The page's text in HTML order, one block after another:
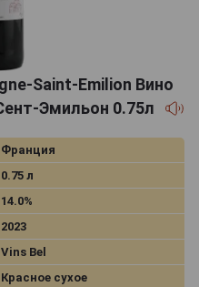
Saint-Emilion Вино
Эмильон 0.75л
Франция
0.75 л
14.0%
2023
Vins Bel
Красное сухое